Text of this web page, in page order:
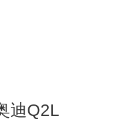
迪Q2L